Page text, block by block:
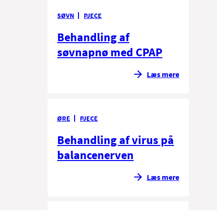
SØVN PJECE
Behandling af
søvnapnø med CPAP
Læs mere
ØRE PJECE
Behandling af virus på
balancenerven
Læs mere